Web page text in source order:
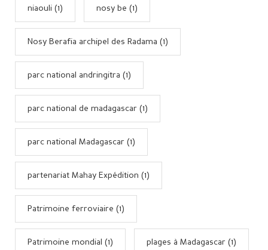
niaouli (1) nosy be (1)
Nosy Berafia archipel des Radama (1)
parc national andringitra (1)
parc national de madagascar (1)
parc national Madagascar (1)
partenariat Mahay Expédition (1)
Patrimoine ferroviaire (1)
Patrimoine mondial (1) plages à Madagascar (1)